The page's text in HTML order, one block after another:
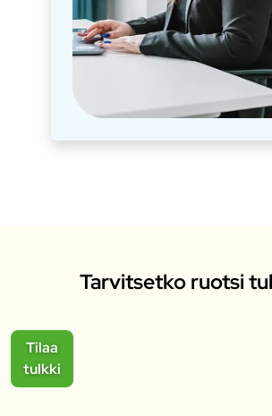
Tarvitsetko ruotsi
Tilaa
tulkki